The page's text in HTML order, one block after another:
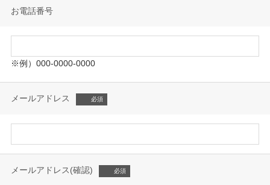
お電話番号
※例）000-0000-0000
メールアドレス
メールアドレス(確認)